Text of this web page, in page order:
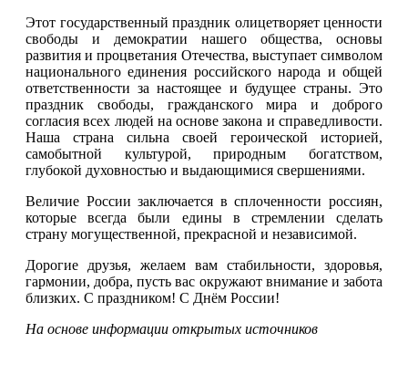
Этот государственный праздник олицетворяет ценности
свободы и демократии нашего общества, основы
развития и процветания Отечества, выступает символом
национального единения российского народа и общей
ответственности за настоящее и будущее страны. Это
праздник свободы, гражданского мира и доброго
согласия всех людей на основе закона и справедливости.
Наша страна сильна своей героической историей,
самобытной культурой, природным богатством,
глубокой духовностью и выдающимися свершениями.
Величие России заключается в сплоченности россиян,
которые всегда были едины в стремлении сделать
страну могущественной, прекрасной и независимой.
Дорогие друзья, желаем вам стабильности, здоровья,
гармонии, добра, пусть вас окружают внимание и забота
близких. С праздником! С Днём России!
На основе информации открытых источников